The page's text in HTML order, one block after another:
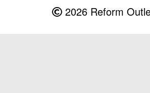
2026 Reform